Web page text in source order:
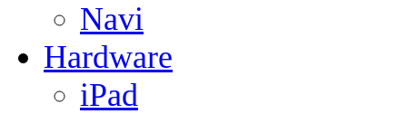
Navi
Hardware
iPad